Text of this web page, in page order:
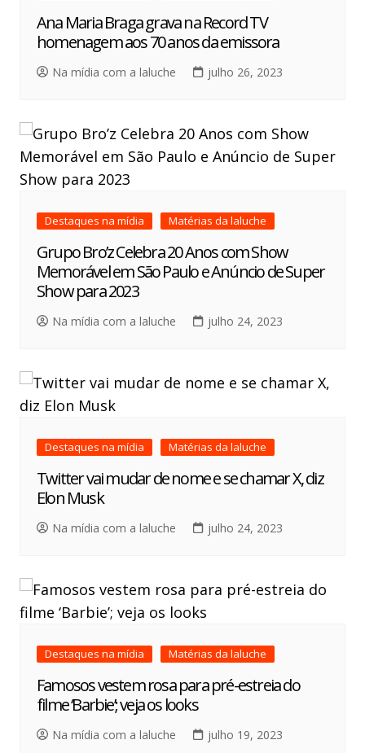
Ana Maria Braga grava na Record TV
homenagem aos 70 anos da emissora
Na mídia com a laluche julho 26, 2023
Destaques na mídia Matérias da laluche
Grupo Bro’z Celebra 20 Anos com Show
Memorável em São Paulo e Anúncio de Super
Show para 2023
Na mídia com a laluche julho 24, 2023
Destaques na mídia Matérias da laluche
Twitter vai mudar de nome e se chamar X, diz
Elon Musk
Na mídia com a laluche julho 24, 2023
Destaques na mídia Matérias da laluche
Famosos vestem rosa para pré-estreia do
filme ‘Barbie’; veja os looks
Na mídia com a laluche julho 19, 2023